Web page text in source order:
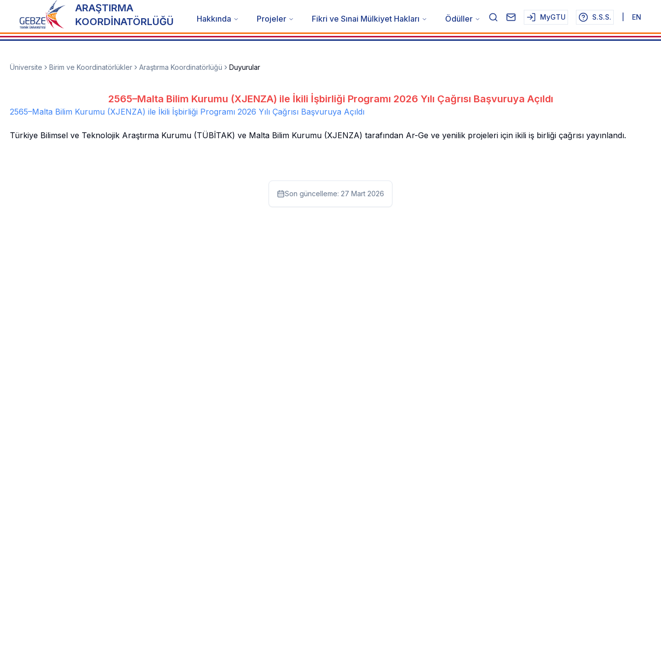
ARAŞTIRMA
KOORDİNATÖRLÜĞÜ
Hakkında Projeler Fikri ve Sınai Mülkiyet Hakları Ödüller MyGTU S.S.S. EN
Üniversite Birim ve Koordinatörlükler Araştırma Koordinatörlüğü Duyurular
2565–Malta Bilim Kurumu (XJENZA) ile İkili İşbirliği Programı 2026 Yılı Çağrısı Başvuruya Açıldı
2565–Malta Bilim Kurumu (XJENZA) ile İkili İşbirliği Programı 2026 Yılı Çağrısı Başvuruya Açıldı
Türkiye Bilimsel ve Teknolojik Araştırma Kurumu (TÜBİTAK) ve Malta Bilim Kurumu (XJENZA) tarafından Ar-Ge ve yenilik projeleri için ikili iş birliği çağrısı yayınlandı.
Son güncelleme: 27 Mart 2026